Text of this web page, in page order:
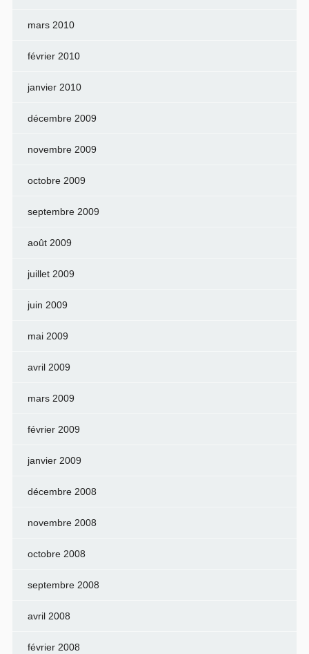
mars 2010
février 2010
janvier 2010
décembre 2009
novembre 2009
octobre 2009
septembre 2009
août 2009
juillet 2009
juin 2009
mai 2009
avril 2009
mars 2009
février 2009
janvier 2009
décembre 2008
novembre 2008
octobre 2008
septembre 2008
avril 2008
février 2008